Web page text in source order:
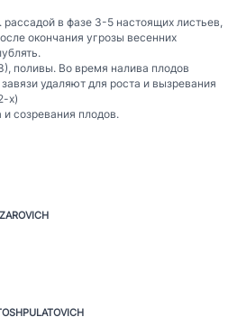
в фазе 3-5 настоящих листьев,
окончания угрозы весенних
поливы. Во время налива плодов
удаляют для роста и вызревания
х)
созревания плодов.